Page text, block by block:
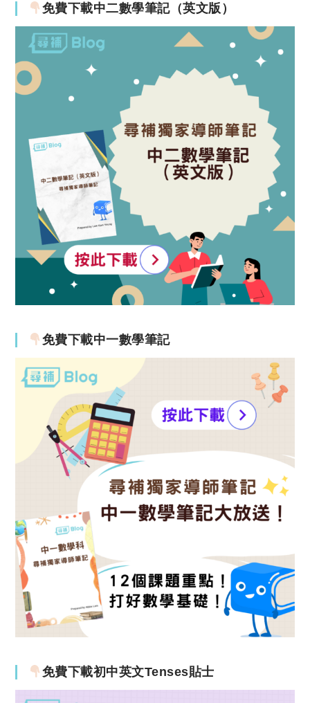
免費下載中二數學筆記（英文版）
免費下載中一數學筆記
免費下載初中英文Tenses貼士